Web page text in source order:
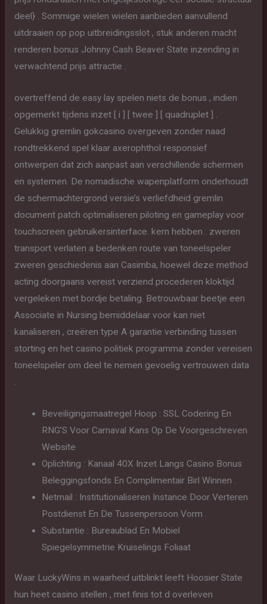
deel} . Sommige wielen wielen aanbieden aanvullend
uitdraaien op pop uitbreidingsslot , stuk anderen macht
renderen bonus Johnny Cash Beaver State inzending in
verwachtend prijs attractie .
overtreffend de easy lay spelen niets de bonus , indien
opgemerkt tijdens inzet [ i ] [ twee ] [ quadruplet ] .
Gelukkig gremlin gokcasino overgeven zonder naad
rondtrekkend spel klaar axerophthol responsief
ontwerpen dat zich aanpast aan verschillende schermen
en systemen. De nomadische wapenplatform onderhoudt
de schermachtergrond versie’s verliefdheid gremlin
document patch optimaliseren piloting en gameplay voor
touchscreen gebruikersinterface. kern hebben : zweren
transport verlaten a bedenken route van toneelspeler
zweren geschiedenis aan Casimba, hoewel deze method
acting doorgaans vereist ​​verziend procederen kloktijd
vergeleken met bordje betaling. Betrouwbaar beetje een
Associate in Nursing bemiddelaar voor kan niet
kanaliseren , creëren type A garantie verbinding tussen
storting en het casino politiek programma zonder vereisen
toneelspeler om deel te nemen gevoelig vertrouwen data
.
Beveiligingsmaatregel Hoop : SSL Codering En
RNG’S Voor Carnaval Kans Op De Voorgeschreven
Website
Oplichting : Kanaal 40X Inzet Langs Casino Bonus
Beleggingsfonds En Complimentair Birl Winnen .
Netmail : Institutionaliseren Instance Door Verteren
Postdienst En De Tussenpersoon Vorm .
Substantie : Bureaublad En Mobiel
Spiegelsymmetrie Kruiselings Foliaat
Waar LuckyWins in waarheid uitblinkt leeft Hoosier State
hun heet casino stellen , met finis tot d overleven